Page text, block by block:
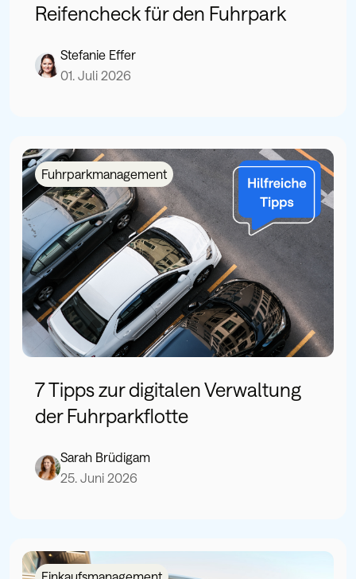
Reifencheck für den Fuhrpark
Stefanie Effer
01. Juli 2026
Fuhrparkmanagement
7 Tipps zur digitalen Verwaltung
der Fuhrparkflotte
Sarah Brüdigam
25. Juni 2026
Einkaufsmanagement